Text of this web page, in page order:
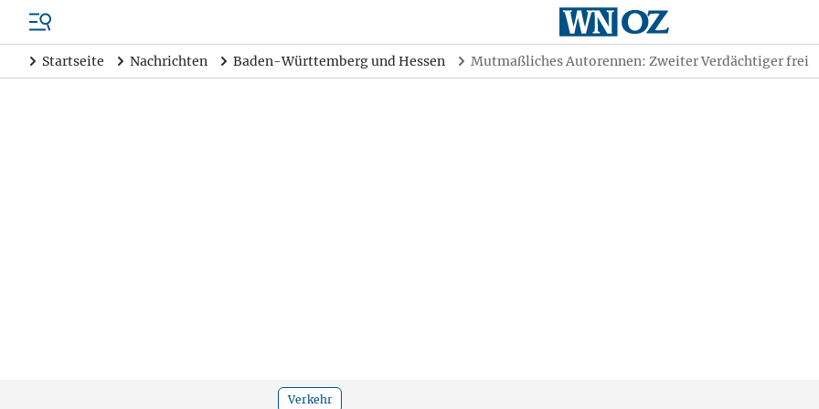
Startseite Nachrichten Baden-Württemberg und Hessen Mutmaßliches Autorennen: Zweiter Verdächtiger frei
Verkehr